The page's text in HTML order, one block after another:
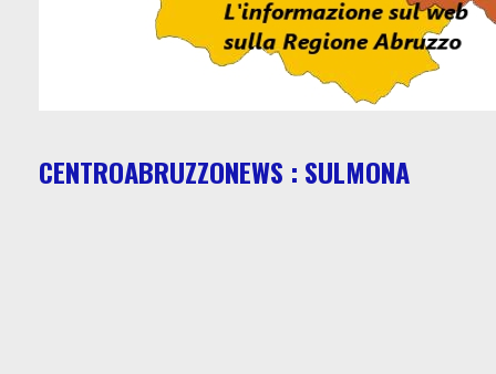
CENTROABRUZZONEWS : SULMONA